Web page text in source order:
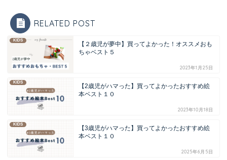
RELATED POST
KIDS
【２歳児が夢中】買ってよかった！オススメおも
ちゃベスト５
2023年1月25日
KIDS
【2歳児がハマった】買ってよかったおすすめ絵
本ベスト１０
2023年10月18日
KIDS
【3歳児がハマった】買ってよかったおすすめ絵
本ベスト１０
2025年6月5日